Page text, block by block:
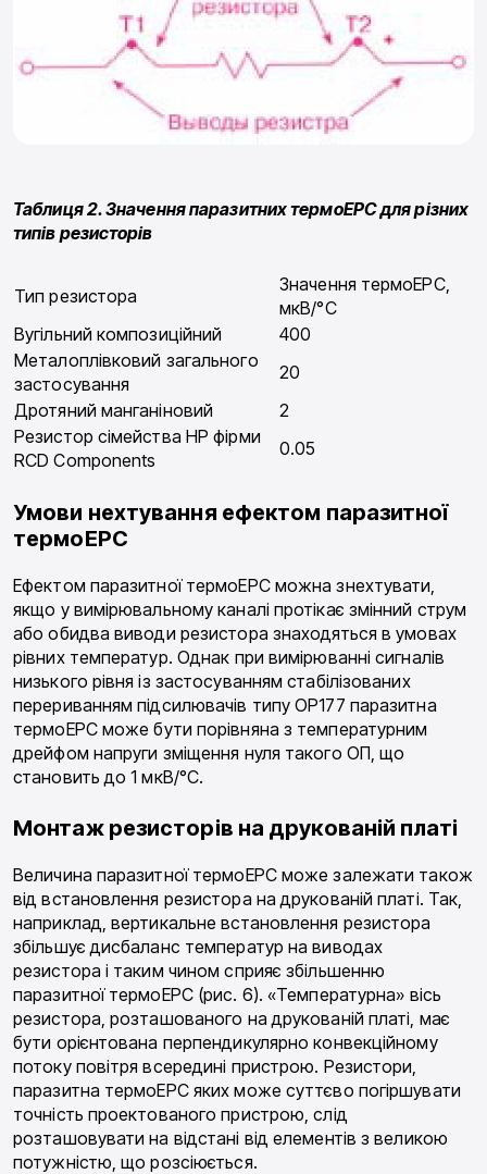
Таблиця 2. Значення паразитних термоЕРС для різних
типів резисторів
Тип резистора
Значення термоЕРС,
мкВ/°С
Вугільний композиційний
400
Металоплівковий загального
застосування
20
Дротяний манганіновий
2
Резистор сімейства HP фірми
RCD Components
0.05
Умови нехтування ефектом паразитної
термоЕРС
Ефектом паразитної термоЕРС можна знехтувати,
якщо у вимірювальному каналі протікає змінний струм
або обидва виводи резистора знаходяться в умовах
рівних температур. Однак при вимірюванні сигналів
низького рівня із застосуванням стабілізованих
перериванням підсилювачів типу ОР177 паразитна
термоЕРС може бути порівняна з температурним
дрейфом напруги зміщення нуля такого ОП, що
становить до 1 мкВ/°С.
Монтаж резисторів на друкованій платі
Величина паразитної термоЕРС може залежати також
від встановлення резистора на друкованій платі. Так,
наприклад, вертикальне встановлення резистора
збільшує дисбаланс температур на виводах
резистора і таким чином сприяє збільшенню
паразитної термоЕРС (рис. 6). «Температурна» вісь
резистора, розташованого на друкованій платі, має
бути орієнтована перпендикулярно конвекційному
потоку повітря всередині пристрою. Резистори,
паразитна термоЕРС яких може суттєво погіршувати
точність проектованого пристрою, слід
розташовувати на відстані від елементів з великою
потужністю, що розсіюється.